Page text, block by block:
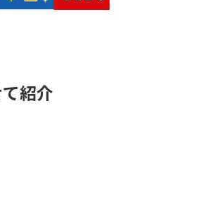
紹介